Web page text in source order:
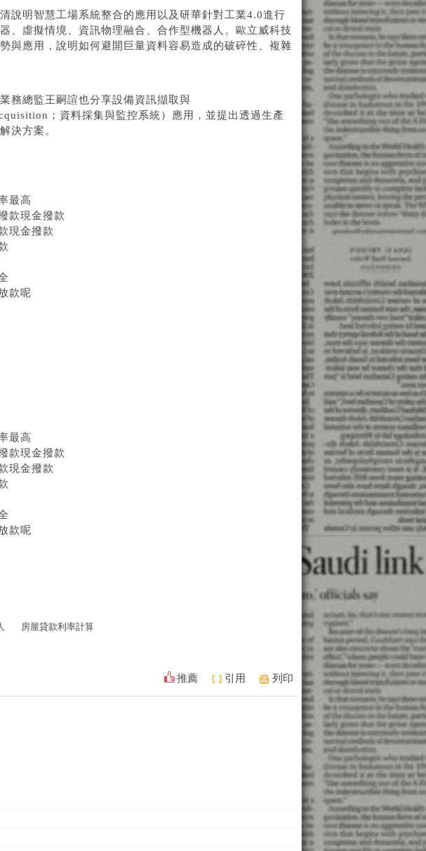
說明智慧工場系統整合的應用以及研華針對工業4.0進行
、虛擬情境、資訊物理融合、合作型機器人。歐立威科技
與應用，說明如何避開巨量資料容易造成的破碎性、複雜
務總監王嗣諠也分享設備資訊擷取與
；資料採集與監控系統）應用，並提出透過生產
決方案。
最高
款現金撥款
現金撥款
款呢
最高
款現金撥款
現金撥款
款呢
房屋貸款利率計算
推薦 引用 列印